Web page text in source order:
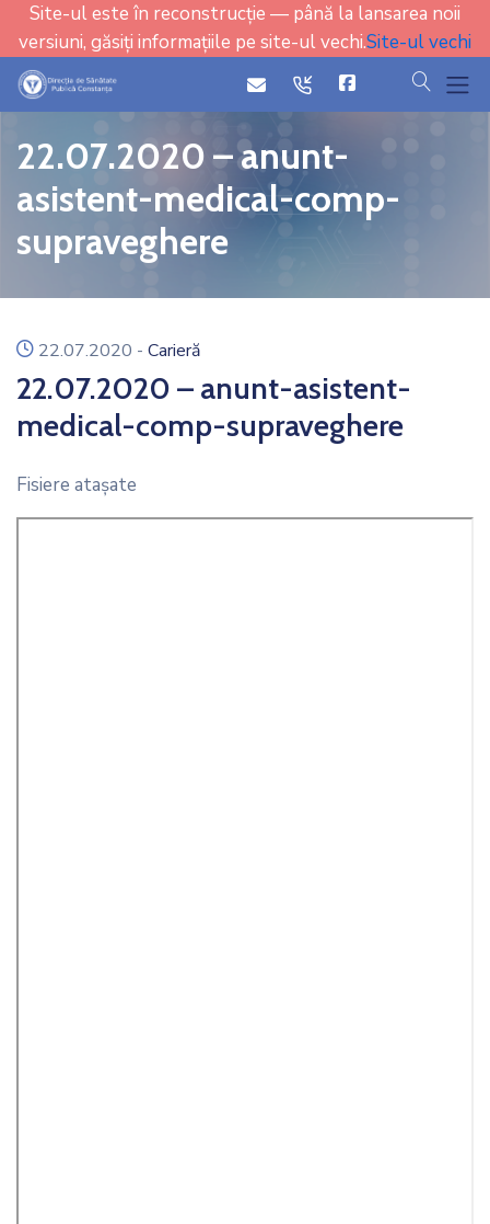
Site-ul este în reconstrucție — până la lansarea noii
versiuni, găsiți informațiile pe site-ul vechi.Site-ul vechi
iconicon cauta
22.07.2020 – anunt-
asistent-medical-comp-
supraveghere
icon
22.07.2020 - Carieră
22.07.2020 – anunt-asistent-
medical-comp-supraveghere
Fisiere ataşate